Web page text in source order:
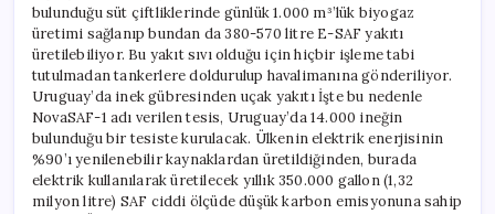
bulunduğu süt çiftliklerinde günlük 1.000 m³’lük biyogaz
üretimi sağlanıp bundan da 380-570 litre E-SAF yakıtı
üretilebiliyor. Bu yakıt sıvı olduğu için hiçbir işleme tabi
tutulmadan tankerlere doldurulup havalimanına gönderiliyor.
Uruguay’da inek gübresinden uçak yakıtı İşte bu nedenle
NovaSAF-1 adı verilen tesis, Uruguay’da 14.000 ineğin
bulunduğu bir tesiste kurulacak. Ülkenin elektrik enerjisinin
%90’ı yenilenebilir kaynaklardan üretildiğinden, burada
elektrik kullanılarak üretilecek yıllık 350.000 gallon (1,32
milyon litre) SAF ciddi ölçüde düşük karbon emisyonuna sahip